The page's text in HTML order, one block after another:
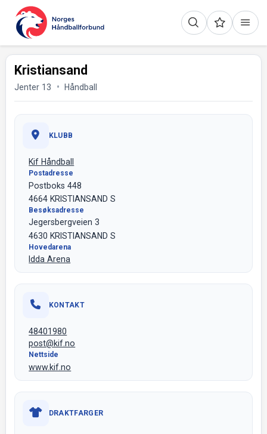
Kristiansand
Jenter 13 Håndball
KLUBB
Kif Håndball
Postadresse
Postboks 448
4664 KRISTIANSAND S
Besøksadresse
Jegersbergveien 3
4630 KRISTIANSAND S
Hovedarena
Idda Arena
KONTAKT
48401980
post@kif.no
Nettside
www.kif.no
DRAKTFARGER